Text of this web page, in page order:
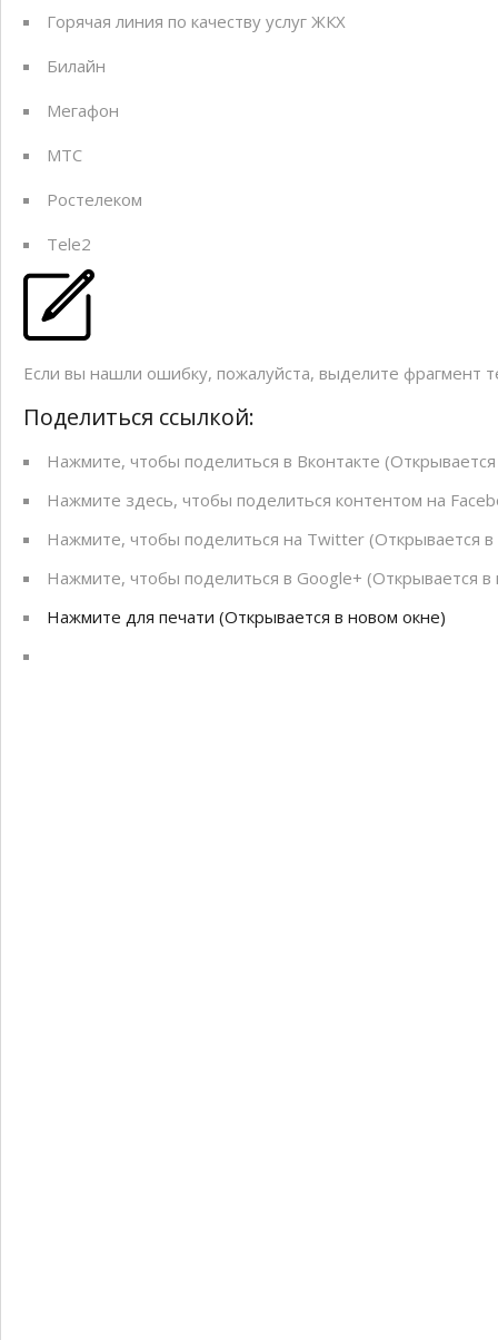
Горячая линия по качеству услуг ЖКХ
Билайн
Мегафон
МТС
Ростелеком
Tele2
Если вы нашли ошибку, пожалуйста, выделите фрагмент
Поделиться ссылкой:
Нажмите, чтобы поделиться в Вконтакте
Нажмите здесь, чтобы поделиться контентом на
Нажмите, чтобы поделиться на Twitter (Открывается
Нажмите, чтобы поделиться в Google+ (Открывается в
Нажмите для печати (Открывается в новом окне)